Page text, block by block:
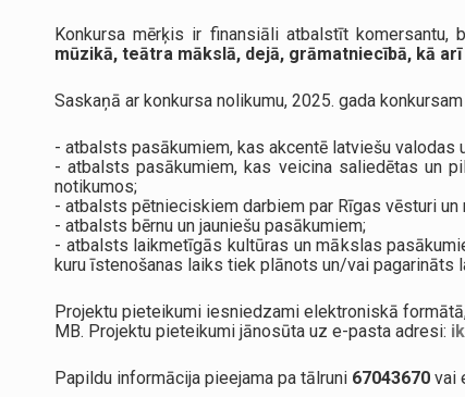
Konkursa mērķis ir finansiāli atbalstīt komersantu,
mūzikā, teātra mākslā, dejā, grāmatniecībā, kā
Saskaņā ar konkursa nolikumu, 2025. gada
- atbalsts pasākumiem, kas akcentē latviešu
- atbalsts pasākumiem, kas veicina saliedētas un
notikumos;
- atbalsts pētnieciskiem darbiem par Rīgas vēsturi
- atbalsts bērnu un jauniešu pasākumiem;
- atbalsts laikmetīgās kultūras un mākslas
kuru īstenošanas laiks tiek plānots un/vai pagarināts
Projektu pieteikumi iesniedzami elektroniskā
MB. Projektu pieteikumi jānosūta uz e-pasta adresi:
Papildu informācija pieejama pa tālruni 67043670 vai